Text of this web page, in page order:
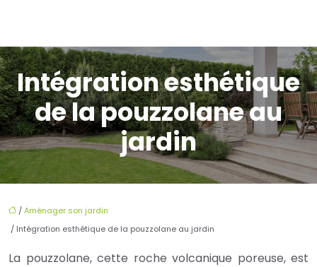
Intégration esthétique
de la pouzzolane au
jardin
/Aménager son jardin
/ Intégration esthétique de la pouzzolane au jardin
La pouzzolane, cette roche volcanique poreuse, est